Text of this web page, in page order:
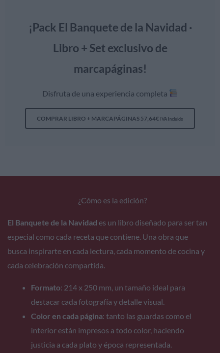
¡Pack El Banquete de la Navidad ·
Libro + Set exclusivo de
marcapáginas!
Disfruta de una experiencia completa
COMPRAR LIBRO + MARCAPÁGINAS 57,64€ IVA Incluido
¿Cómo es la edición?
El Banquete de la Navidad es un libro diseñado para ser tan
especial como cada receta que contiene. Una obra que
busca inspirarte en cada lectura, cada momento de cocina y
cada celebración compartida.
Formato: 214 x 250 mm, un tamaño ideal para
destacar cada fotografía y detalle visual.
Color en cada página: tanto las guardas como el
interior están impresos a todo color, haciendo
justicia a cada plato y época representada.